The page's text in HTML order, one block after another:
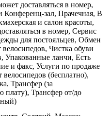
доставляться в номер,
Конференц-зал, Прачечная, В
и салон красоты,
в номер, Сервис
для постояльцев, Обмен
Чистка обуви
Упакованные ланчи, Есть
и факс, Услуги по продаже
велосипедов (бесплатно),
Трансфер (за
плату), Трансфер от/до